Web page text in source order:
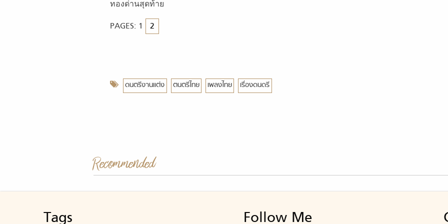
ทองด่านสุดท้าย
PAGES: 1 2
ดนตรีงานแต่ง ตนตรีไทย เพลงไทย เรื่องดนดรี
Recommended
Tags Follow Me